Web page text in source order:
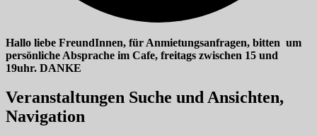
Hallo liebe FreundInnen, für Anmietungsanfragen, bitten um
persönliche Absprache im Cafe, freitags zwischen 15 und
19uhr. DANKE
Veranstaltungen
für
Veranstaltungen Suche und Ansichten,
Navigation